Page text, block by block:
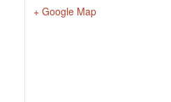
+ Google Map